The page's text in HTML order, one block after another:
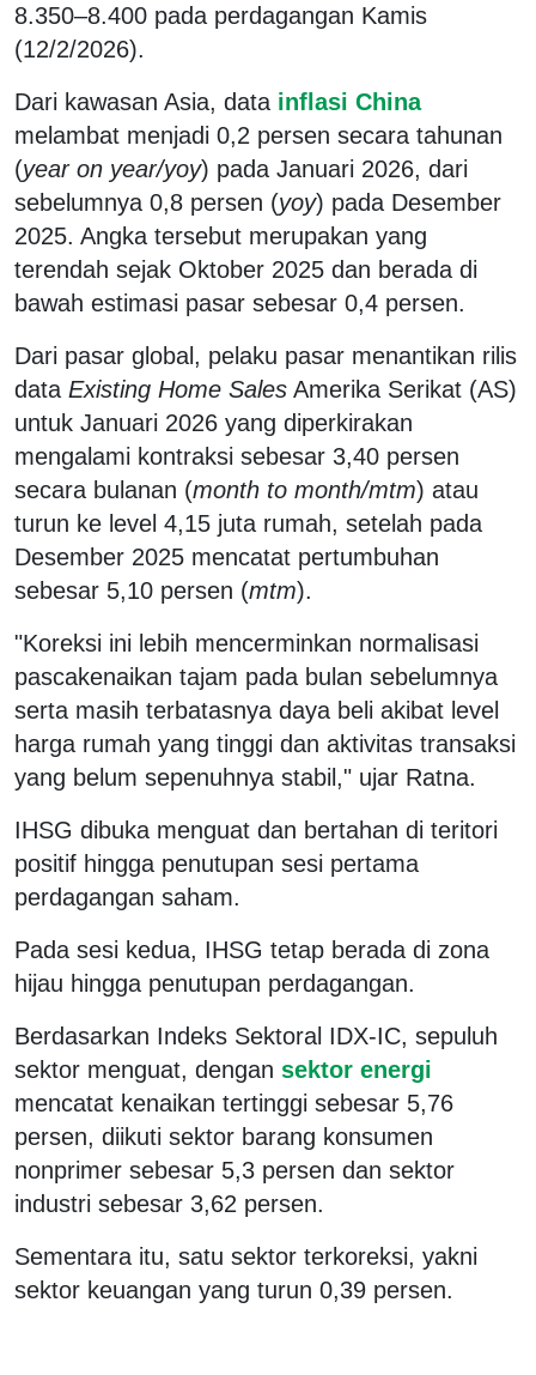
8.350–8.400 pada perdagangan Kamis
(12/2/2026).
Dari kawasan Asia, data inflasi China
melambat menjadi 0,2 persen secara tahunan
(year on year/yoy) pada Januari 2026, dari
sebelumnya 0,8 persen (yoy) pada Desember
2025. Angka tersebut merupakan yang
terendah sejak Oktober 2025 dan berada di
bawah estimasi pasar sebesar 0,4 persen.
Dari pasar global, pelaku pasar menantikan rilis
data Existing Home Sales Amerika Serikat (AS)
untuk Januari 2026 yang diperkirakan
mengalami kontraksi sebesar 3,40 persen
secara bulanan (month to month/mtm) atau
turun ke level 4,15 juta rumah, setelah pada
Desember 2025 mencatat pertumbuhan
sebesar 5,10 persen (mtm).
"Koreksi ini lebih mencerminkan normalisasi
pascakenaikan tajam pada bulan sebelumnya
serta masih terbatasnya daya beli akibat level
harga rumah yang tinggi dan aktivitas transaksi
yang belum sepenuhnya stabil," ujar Ratna.
IHSG dibuka menguat dan bertahan di teritori
positif hingga penutupan sesi pertama
perdagangan saham.
Pada sesi kedua, IHSG tetap berada di zona
hijau hingga penutupan perdagangan.
Berdasarkan Indeks Sektoral IDX-IC, sepuluh
sektor menguat, dengan sektor energi
mencatat kenaikan tertinggi sebesar 5,76
persen, diikuti sektor barang konsumen
nonprimer sebesar 5,3 persen dan sektor
industri sebesar 3,62 persen.
Sementara itu, satu sektor terkoreksi, yakni
sektor keuangan yang turun 0,39 persen.